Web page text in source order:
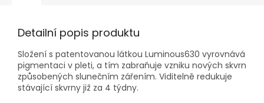
Detailní popis produktu
Složení s patentovanou látkou Luminous630 vyrovnává
pigmentaci v pleti, a tím zabraňuje vzniku nových skvrn
způsobených slunečním zářením. Viditelně redukuje
stávající skvrny již za 4 týdny.